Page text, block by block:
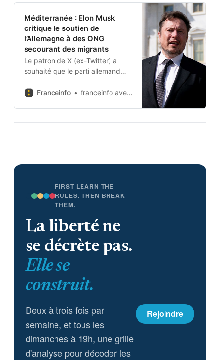
Méditerranée : Elon Musk
critique le soutien de
l’Allemagne à des ONG
secourant des migrants
Le patron de X (ex-Twitter) a
souhaité que le parti allemand
élections régionales, début
Franceinfo franceinfo avec AFP
FIRST LEARN THE
RULES. THEN BREAK
THEM.
La liberté ne
se décrète pas.
Elle se
construit.
Deux à trois fois par
semaine, et tous les
dimanches à 19h, une grille
d'analyse pour décoder les
Rejoindre